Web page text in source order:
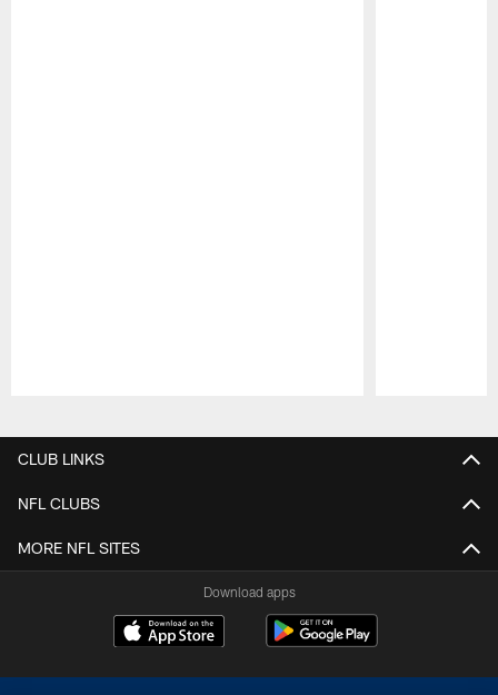
CLUB LINKS
NFL CLUBS
MORE NFL SITES
Download apps